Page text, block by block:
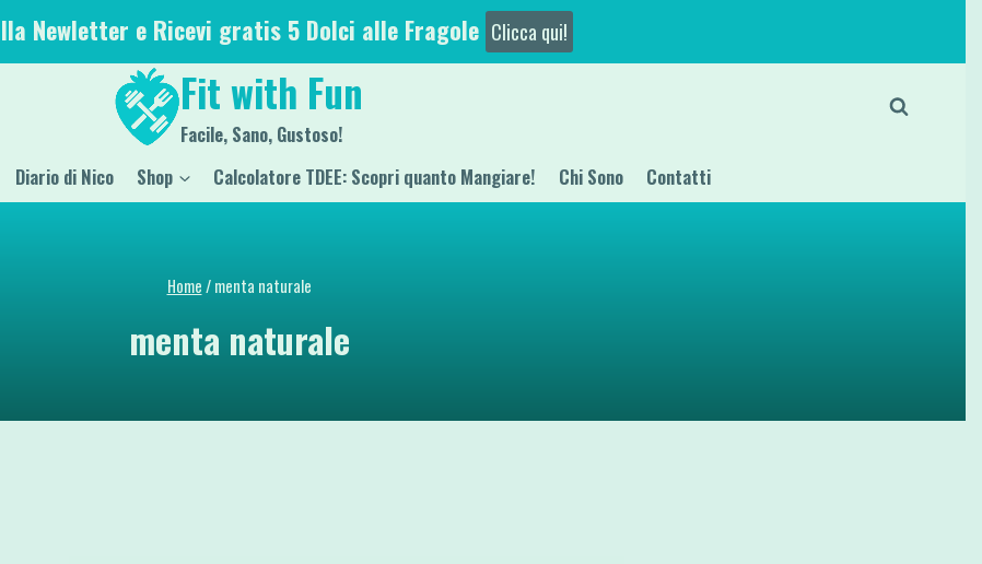
Newletter e Ricevi gratis 5 Dolci alle Fragole Clicca qui!
Fit with Fun
Facile, Sano, Gustoso!
Diario di Nico Shop Calcolatore TDEE: Scopri quanto Mangiare! Chi Sono Contatti
Home/ menta naturale
menta naturale